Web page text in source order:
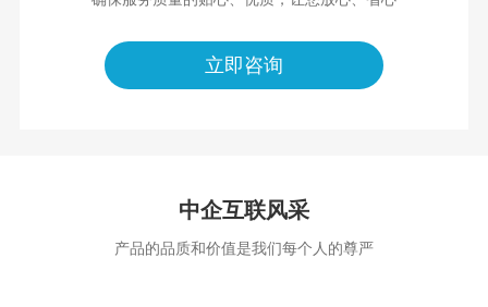
立即咨询
中企互联风采
产品的品质和价值是我们每个人的尊严